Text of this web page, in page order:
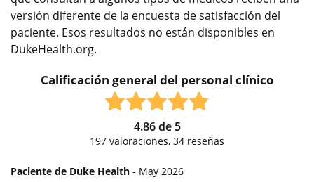
versión diferente de la encuesta de satisfacción del
paciente. Esos resultados no están disponibles en
DukeHealth.org.
Calificación general del personal clínico
4.86de 5
197 valoraciones, 34 reseñas
Paciente de Duke Health - May 2026